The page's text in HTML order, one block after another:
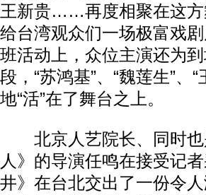
王新贵……再度相聚在这方
给台湾观众们一场极富戏
班活动上，众位主演还为
段，“苏鸿基”、“魏莲生”、
地“活”在了舞台之上。
北京人艺院长、同时也
人》的导演任鸣在接受记
井》在台北交出了一份令